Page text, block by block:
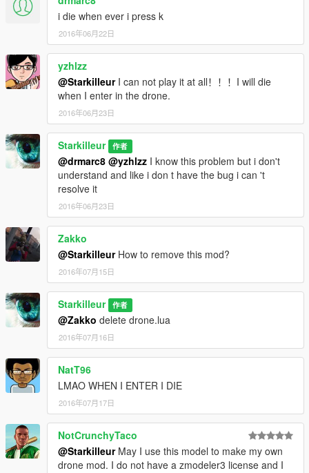
i die when ever i press k
2016年06月22日
yzhlzz
@StarkilleurI can not play it at all！！！I will die
when I enter in the drone.
2016年06月23日
Starkilleur 作者
@drmarc8 @yzhlzz I know this problem but i don't
understand and like i don t have the bug i can 't
resolve it
2016年06月23日
Zakko
@StarkilleurHow to remove this mod?
2016年07月15日
Starkilleur 作者
@Zakko delete drone.lua
2016年07月16日
NatT96
LMAO WHEN I ENTER I DIE
2016年07月17日
NotCrunchyTaco
@StarkilleurMay I use this model to make my own
drone mod. I do not have a zmodeler3 license and I